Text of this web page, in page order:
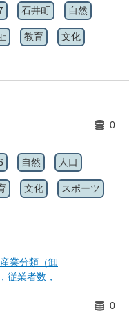
石井町 自然
教育 文化
0
自然 人口
文化 スポーツ
業分類（卸
従業者数，
0